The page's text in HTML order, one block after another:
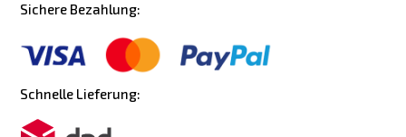
Sichere Bezahlung:
Schnelle Lieferung: